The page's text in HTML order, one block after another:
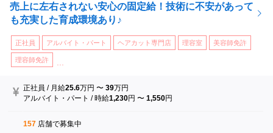
売上に左右されない安心の固定給！技術に不安があって
も充実した育成環境あり♪
正社員 アルバイト・パート ヘアカット専門店 理容室 美容師免許
理容師免許
正社員 / 月給25.6万円 〜39万円
アルバイト・パート /時給1,230円 〜1,550円
157 店舗で募集中